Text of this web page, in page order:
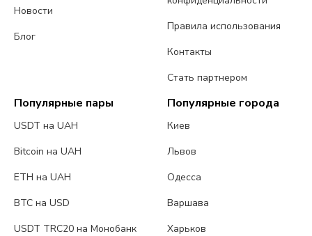
Новости
Блог
Правила использования
Контакты
Стать партнером
Популярные пары
USDT на UAH
Bitcoin на UAH
ETH на UAH
BTC на USD
USDT TRC20 на Монобанк
Популярные города
Киев
Львов
Одесса
Варшава
Харьков